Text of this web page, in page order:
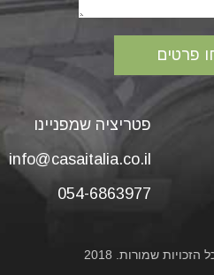
פטריציה שמפניינו
info@casaitalia.co.il
054-6863977
שמורות. 2018